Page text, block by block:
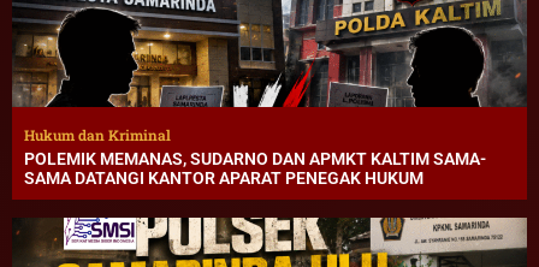
Hukum dan Kriminal
POLEMIK MEMANAS, SUDARNO DAN APMKT KALTIM SAMA-
SAMA DATANGI KANTOR APARAT PENEGAK HUKUM